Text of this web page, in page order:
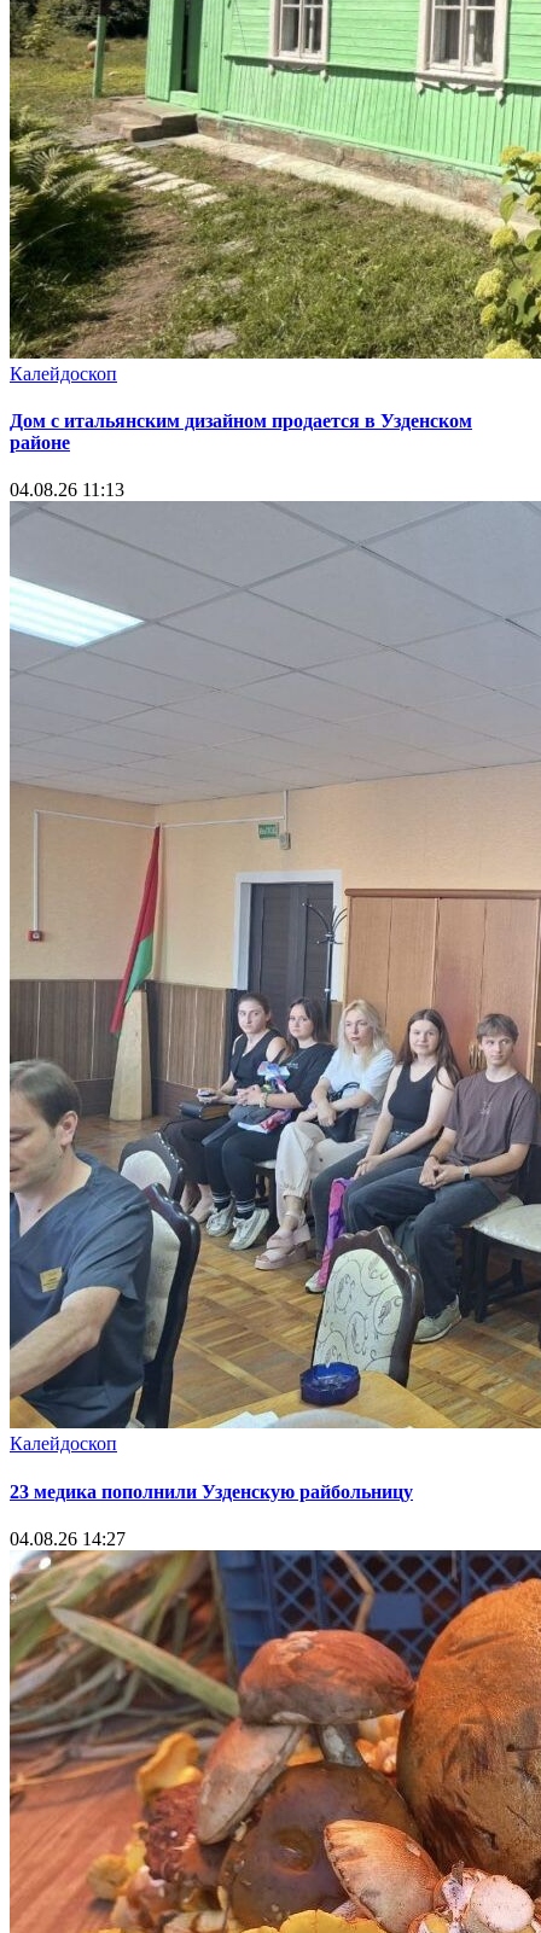
Калейдоскоп
Дом с итальянским дизайном продается в Узденском
районе
04.08.26 11:13
Калейдоскоп
23 медика пополнили Узденскую райбольницу
04.08.26 14:27